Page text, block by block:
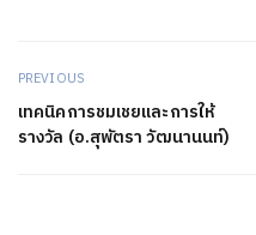
PREVIOUS
เทคนิคการชมเชยและการให้
รางวัล (อ.สุพัตรา วัฒนานนท์)